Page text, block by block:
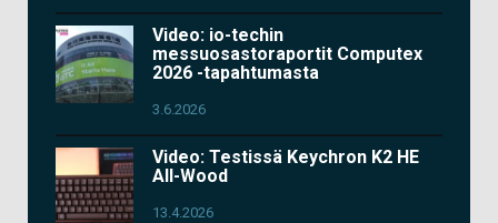
Video: io-techin
messuosastoraportit Computex
2026 -tapahtumasta
3.6.2026
Video: Testissä Keychron K2 HE
All-Wood
13.4.2026